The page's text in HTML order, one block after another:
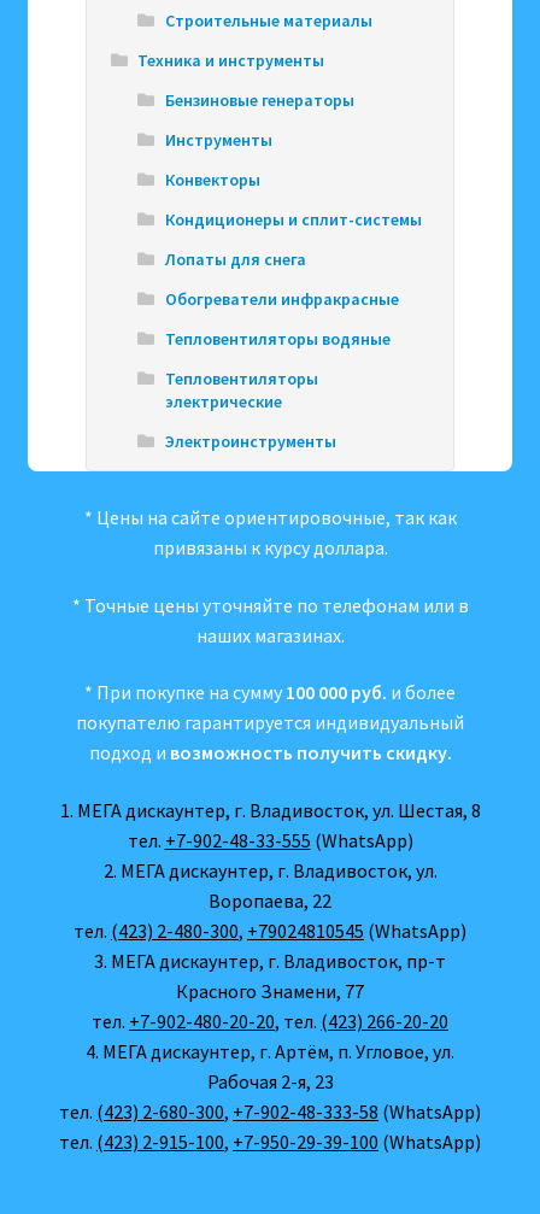
Строительные материалы
Техника и инструменты
Бензиновые генераторы
Инструменты
Конвекторы
Кондиционеры и сплит-системы
Лопаты для снега
Обогреватели инфракрасные
Тепловентиляторы водяные
Тепловентиляторы
электрические
Электроинструменты
* Цены на сайте ориентировочные, так как
привязаны к курсу доллара.
* Точные цены уточняйте по телефонам или в
наших магазинах.
* При покупке на сумму 100 000 руб. и более
покупателю гарантируется индивидуальный
подход и возможность получить скидку.
1. МЕГА дискаунтер, г. Владивосток, ул. Шестая, 8
тел. +7-902-48-33-555 (WhatsApp)
2. МЕГА дискаунтер, г. Владивосток, ул.
Воропаева, 22
тел. (423) 2-480-300, +79024810545 (WhatsApp)
3. МЕГА дискаунтер, г. Владивосток, пр-т
Красного Знамени, 77
тел. +7-902-480-20-20, тел. (423) 266-20-20
4. МЕГА дискаунтер, г. Артём, п. Угловое, ул.
Рабочая 2-я, 23
тел. (423) 2-680-300, +7-902-48-333-58 (WhatsApp)
тел. (423) 2-915-100, +7-950-29-39-100 (WhatsApp)